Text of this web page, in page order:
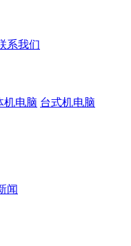
系我们
机电脑 台式机电脑
闻